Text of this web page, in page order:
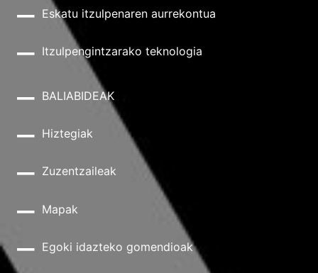
Eskatu itzulpenaren aurrekontua
Itzulpengintzarako teknologia
BALIABIDEAK
Hiztegiak
Zuzentzaileak
Mapak
Egoki idazteko gomendioak